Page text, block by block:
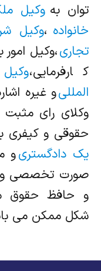
توان به وکیل
خانواده ،وکیل
تجاری،وکیل امور
کارفرمایی،
المللیو غیره
وکلای رای مثبت
حقوقی و کیفری
یک دادگستریو
صورت تخصصی و
و حافظ حقوق
شکل ممکن می